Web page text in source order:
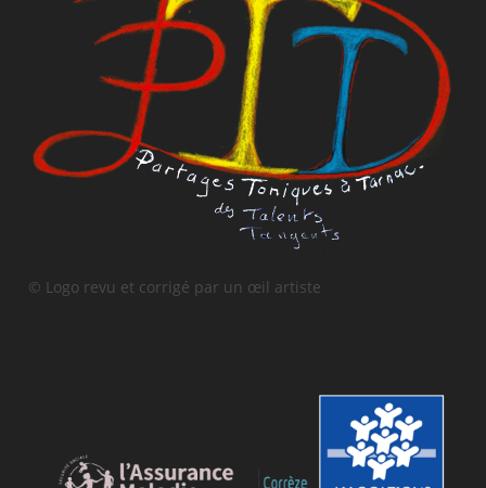
© Logo revu et corrigé par un œil artiste